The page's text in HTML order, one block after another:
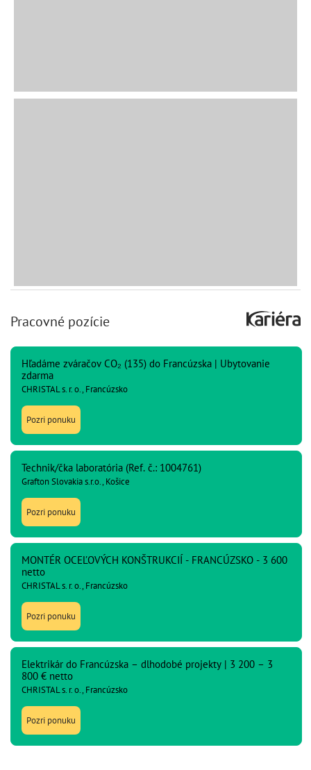
Pracovné pozície
Hľadáme zváračov CO₂ (135) do Francúzska | Ubytovanie
zdarma
CHRISTAL s. r. o., Francúzsko
Pozri ponuku
Technik/čka laboratória (Ref. č.: 1004761)
Grafton Slovakia s.r.o., Košice
Pozri ponuku
MONTÉR OCEĽOVÝCH KONŠTRUKCIÍ - FRANCÚZSKO - 3 600
netto
CHRISTAL s. r. o., Francúzsko
Pozri ponuku
Elektrikár do Francúzska – dlhodobé projekty | 3 200 – 3
800 € netto
CHRISTAL s. r. o., Francúzsko
Pozri ponuku